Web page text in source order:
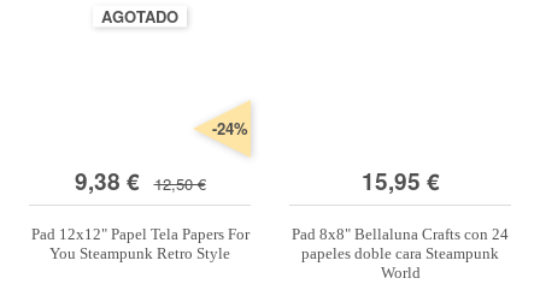
AGOTADO
9,38 € 12,50 €
-24%
Pad 12x12" Papel Tela Papers For
You Steampunk Retro Style
15,95 €
Pad 8x8" Bellaluna Crafts con 24
papeles doble cara Steampunk
World